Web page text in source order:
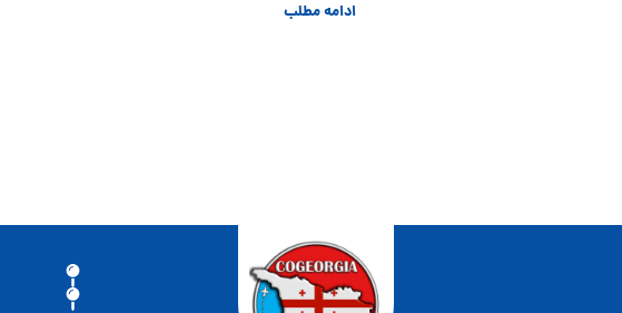
ادامه مطلب